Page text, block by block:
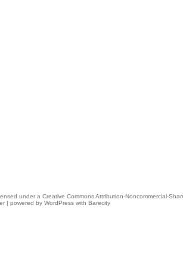
under a Creative Commons Attribution-Noncommercial-
| powered by WordPress with Barecity